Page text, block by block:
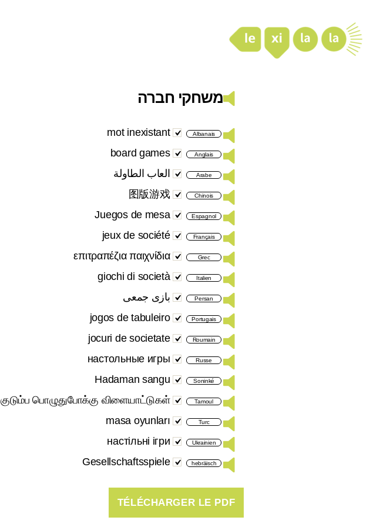
משחקי חברה
Albanais
mot inexistant
Anglais
board games
Arabe العاب الطاولة
Chinois
图版游戏
Espagnol
Juegos de mesa
Français
jeux de société
Grec
επιτραπέζια παιχνίδια
Italien
giochi di società
Persan بازی جمعی
Portugais
jogos de tabuleiro
Roumain
jocuri de societate
Russe
настольные игры
Soninké
Hadaman sangu
Tamoul
குடும்ப பொழுதுபோக்கு விளையாட்டுகள்
Turc
masa oyunları
Ukrainien
настільні ігри
hebräisch
Gesellschaftsspiele